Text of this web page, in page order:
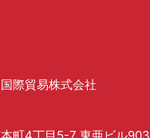
際貿易株式会社